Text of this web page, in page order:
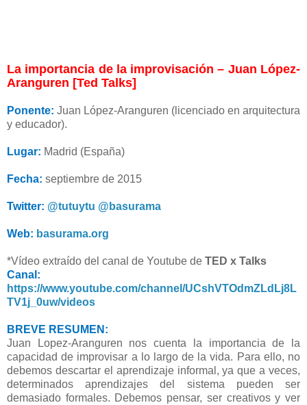
La importancia de la improvisación – Juan López-
Aranguren [Ted Talks]
Ponente: Juan López-Aranguren (licenciado en arquitectura
y educador).
Lugar: Madrid (España)
Fecha: septiembre de 2015
Twitter: @tutuytu @basurama
Web: basurama.org
*Vídeo extraído del canal de Youtube de TED x Talks
Canal:
https://www.youtube.com/channel/UCshVTOdmZLdLj8L
TV1j_0uw/videos
BREVE RESUMEN:
Juan Lopez-Aranguren nos cuenta la importancia de la
capacidad de improvisar a lo largo de la vida. Para ello, no
debemos descartar el aprendizaje informal, ya que a veces,
determinados aprendizajes del sistema pueden ser
demasiado formales. Debemos pensar, ser creativos y ver